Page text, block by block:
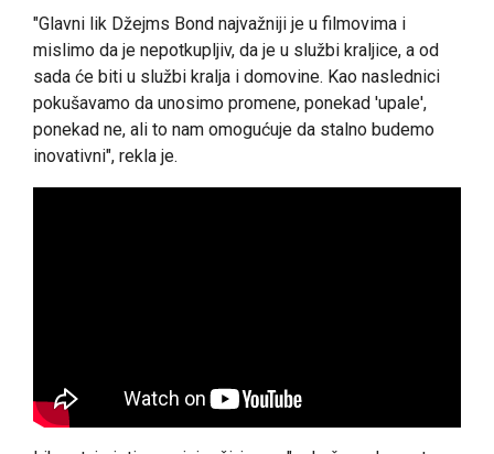
"Glavni lik Džejms Bond najvažniji je u filmovima i
mislimo da je nepotkupljiv, da je u službi kraljice, a od
sada će biti u službi kralja i domovine. Kao naslednici
pokušavamo da unosimo promene, ponekad 'upale',
ponekad ne, ali to nam omogućuje da stalno budemo
inovativni", rekla je.